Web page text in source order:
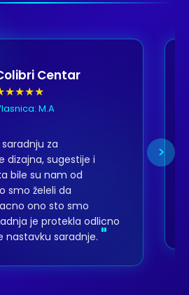
Centar
M.A
za
dizajna, sugestije i
bile su nam od
smo želeli da
ono sto smo
je protekla odlicno
nastavku saradnje. "
>